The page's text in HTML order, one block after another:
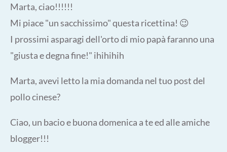
Marta, ciao!!!!!!
Mi piace "un sacchissimo" questa ricettina! 😉
I prossimi asparagi dell'orto di mio papà faranno una
"giusta e degna fine!" ihihihih
Marta, avevi letto la mia domanda nel tuo post del
pollo cinese?
Ciao, un bacio e buona domenica a te ed alle amiche
blogger!!!